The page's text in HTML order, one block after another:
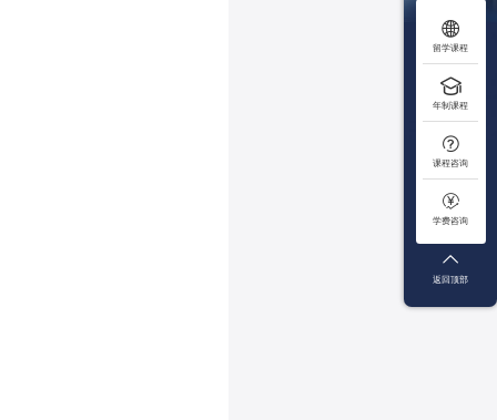

留学课程

年制课程

课程咨询

学费咨询

返回顶部